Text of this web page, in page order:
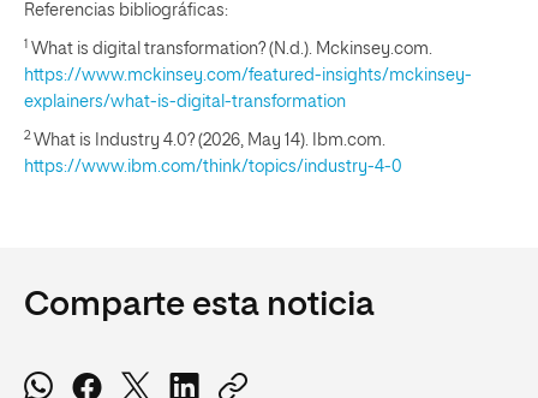
Referencias bibliográficas:
1 What is digital transformation? (N.d.). Mckinsey.com.
https://www.mckinsey.com/featured-insights/mckinsey-
explainers/what-is-digital-transformation
2What is Industry 4.0? (2026, May 14). Ibm.com.
https://www.ibm.com/think/topics/industry-4-0
Comparte esta noticia